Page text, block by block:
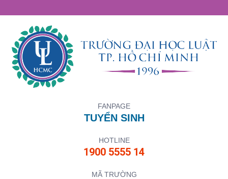
FANPAGE
TUYỂN SINH
HOTLINE
1900 5555 14
MÃ TRƯỜNG